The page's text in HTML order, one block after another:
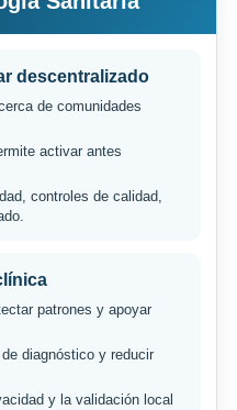
descentralizado
de comunidades
activar antes
controles de calidad,
patrones y apoyar
diagnóstico y reducir
y la validación local